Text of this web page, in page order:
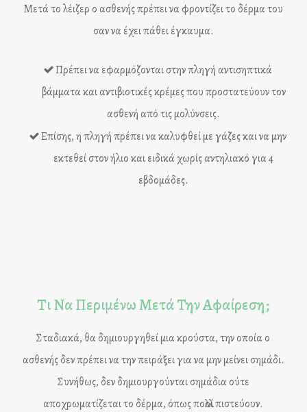
Μετά το λέιζερ ο ασθενής πρέπει να φροντίζει το δέρμα του
σαν να έχει πάθει έγκαυμα.
Πρέπει να εφαρμόζονται στην πληγή αντισηπτικά
βάμματα και αντιβιοτικές κρέμες που προστατεύουν τον
ασθενή από τις μολύνσεις.
Επίσης, η πληγή πρέπει να καλυφθεί με γάζες και να μην
εκτεθεί στον ήλιο και ειδικά χωρίς αντηλιακό για 4
εβδομάδες.
Τι Να Περιμένω Μετά Την Αφαίρεση;
Σταδιακά, θα δημιουργηθεί μια κρούστα, την οποία ο
ασθενής δεν πρέπει να την πειράξει για να μην μείνει σημάδι.
Συνήθως, δεν δημιουργούνται σημάδια ούτε
αποχρωματίζεται το δέρμα, όπως πολλοί πιστεύουν.